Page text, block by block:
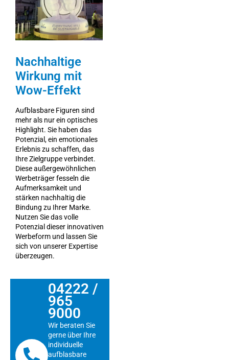
Nachhaltige
Wirkung mit
Wow-Effekt
Aufblasbare Figuren sind
mehr als nur ein optisches
Highlight. Sie haben das
Potenzial, ein emotionales
Erlebnis zu schaffen, das
Ihre Zielgruppe verbindet.
Diese außergewöhnlichen
Werbeträger fesseln die
Aufmerksamkeit und
stärken nachhaltig die
Bindung zu Ihrer Marke.
Nutzen Sie das volle
Potenzial dieser innovativen
Werbeform und lassen Sie
sich von unserer Expertise
überzeugen.
04222 /
965
9000
Wir beraten Sie
gerne über Ihre
individuelle
aufblasbare